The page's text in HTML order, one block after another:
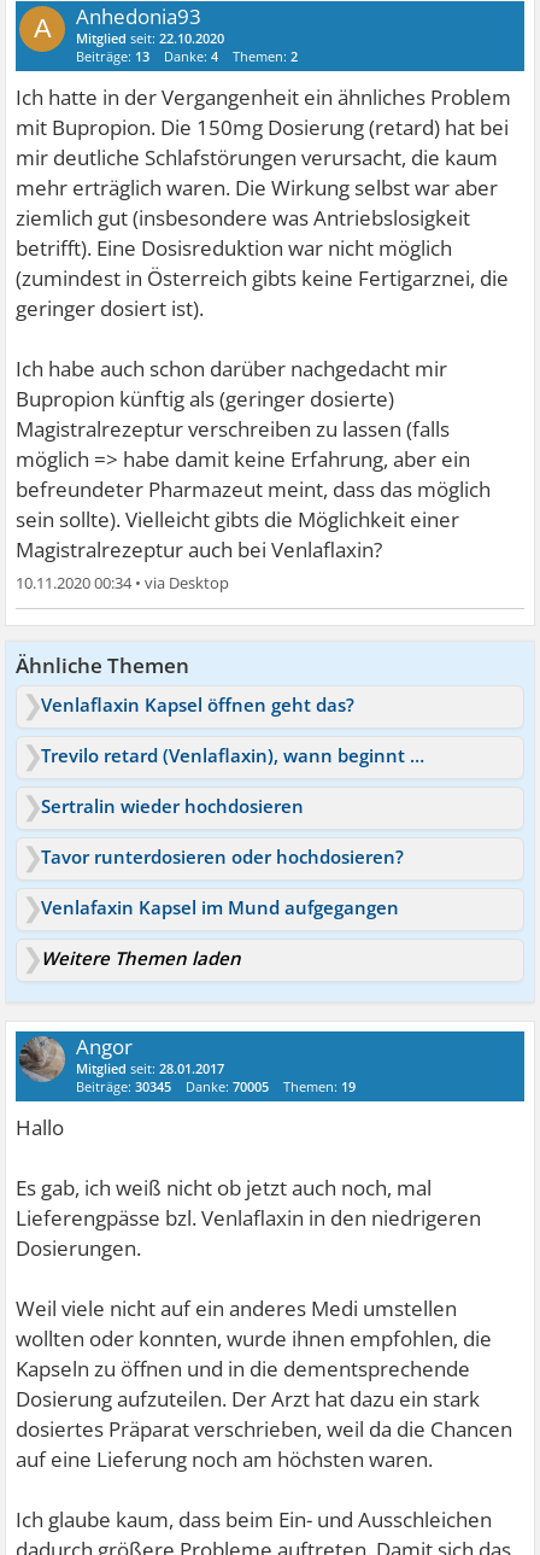
A Anhedonia93
Mitglied seit:22.10.2020
Beiträge: 13 Danke:4 Themen:2
Ich hatte in der Vergangenheit ein ähnliches Problem
mit Bupropion. Die 150mg Dosierung (retard) hat bei
mir deutliche Schlafstörungen verursacht, die kaum
mehr erträglich waren. Die Wirkung selbst war aber
ziemlich gut (insbesondere was Antriebslosigkeit
betrifft). Eine Dosisreduktion war nicht möglich
(zumindest in Österreich gibts keine Fertigarznei, die
geringer dosiert ist).
Ich habe auch schon darüber nachgedacht mir
Bupropion künftig als (geringer dosierte)
Magistralrezeptur verschreiben zu lassen (falls
möglich => habe damit keine Erfahrung, aber ein
befreundeter Pharmazeut meint, dass das möglich
sein sollte). Vielleicht gibts die Möglichkeit einer
Magistralrezeptur auch bei Venlaflaxin?
10.11.2020 00:34•
Ähnliche Themen
Venlaflaxin Kapsel öffnen geht das?
Trevilo retard (Venlaflaxin), wann beginnt die Wirkung?
Sertralin wieder hochdosieren
Tavor runterdosieren oder hochdosieren?
Venlafaxin Kapsel im Mund aufgegangen
Weitere Themen laden
Angor
Mitglied seit:28.01.2017
Beiträge:30345 Danke:70005 Themen: 19
Hallo
Es gab, ich weiß nicht ob jetzt auch noch, mal
Lieferengpässe bzl. Venlaflaxin in den niedrigeren
Dosierungen.
Weil viele nicht auf ein anderes Medi umstellen
wollten oder konnten, wurde ihnen empfohlen, die
Kapseln zu öffnen und in die dementsprechende
Dosierung aufzuteilen. Der Arzt hat dazu ein stark
dosiertes Präparat verschrieben, weil da die Chancen
auf eine Lieferung noch am höchsten waren.
Ich glaube kaum, dass beim Ein- und Ausschleichen
dadurch größere Probleme auftreten. Damit sich das